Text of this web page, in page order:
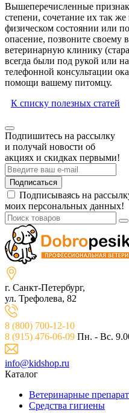
Вышеперечисленные
степени, сочетание их так
физическом состоянии или
опасение, позвоните
ветеринарную клинику
всегда были под рукой или
телефонной консультации
помощи вашему питомцу.
К списку полезных статей
Подпишитесь на рассылку
и получай новости об
акциях и скидках первыми!
Подписаться
Подписываясь на
моих персональных данных!
г. Санкт-Петербург,
ул. Трефолева, 82
8 (800) 700-12-10
8 (915) 476-06-09 Пн. - Вс.
info@kidshop.ru
Каталог
Ветeринарные
Средства гигиены